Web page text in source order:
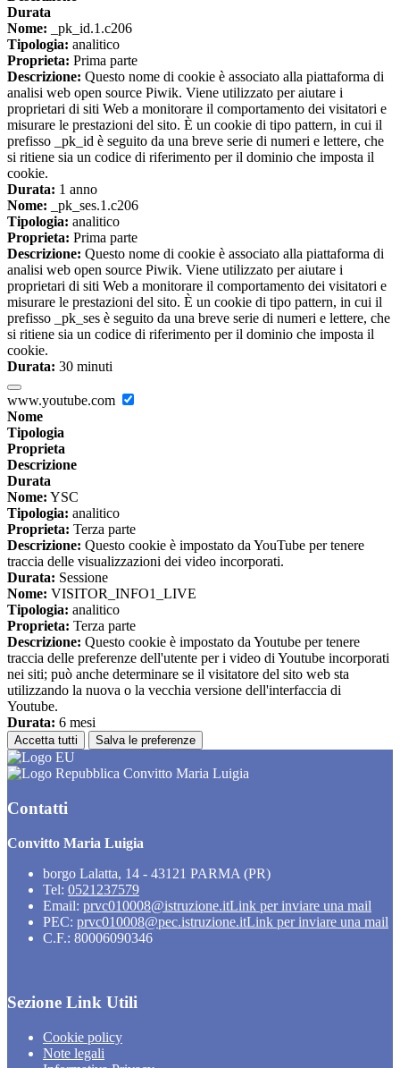
Durata
Nome: _pk_id.1.c206
Tipologia: analitico
Proprieta: Prima parte
Descrizione: Questo nome di cookie è associato alla piattaforma di
analisi web open source Piwik. Viene utilizzato per aiutare i
proprietari di siti Web a monitorare il comportamento dei visitatori e
misurare le prestazioni del sito. È un cookie di tipo pattern, in cui il
prefisso _pk_id è seguito da una breve serie di numeri e lettere, che
si ritiene sia un codice di riferimento per il dominio che imposta il
cookie.
Durata: 1 anno
Nome: _pk_ses.1.c206
Tipologia: analitico
Proprieta: Prima parte
Descrizione: Questo nome di cookie è associato alla piattaforma di
analisi web open source Piwik. Viene utilizzato per aiutare i
proprietari di siti Web a monitorare il comportamento dei visitatori e
misurare le prestazioni del sito. È un cookie di tipo pattern, in cui il
prefisso _pk_ses è seguito da una breve serie di numeri e lettere, che
si ritiene sia un codice di riferimento per il dominio che imposta il
cookie.
Durata: 30 minuti
www.youtube.com
Nome
Tipologia
Proprieta
Descrizione
Durata
Nome: YSC
Tipologia: analitico
Proprieta: Terza parte
Descrizione: Questo cookie è impostato da YouTube per tenere
traccia delle visualizzazioni dei video incorporati.
Durata: Sessione
Nome: VISITOR_INFO1_LIVE
Tipologia: analitico
Proprieta: Terza parte
Descrizione: Questo cookie è impostato da Youtube per tenere
traccia delle preferenze dell'utente per i video di Youtube incorporati
nei siti; può anche determinare se il visitatore del sito web sta
utilizzando la nuova o la vecchia versione dell'interfaccia di
Youtube.
Durata: 6 mesi
Accetta tutti Salva le preferenze
Convitto Maria Luigia
Contatti
Convitto Maria Luigia
borgo Lalatta, 14 - 43121 PARMA (PR)
Tel: 0521237579
Email: prvc010008@istruzione.itLink per inviare una mail
PEC: prvc010008@pec.istruzione.itLink per inviare una mail
C.F.: 80006090346
Sezione Link Utili
Cookie policy
Note legali